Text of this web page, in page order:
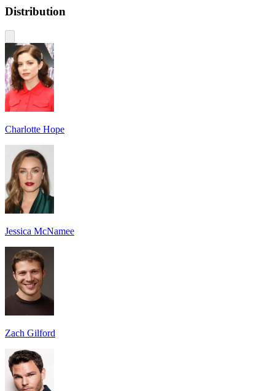
Distribution
Charlotte Hope
Jessica McNamee
Zach Gilford